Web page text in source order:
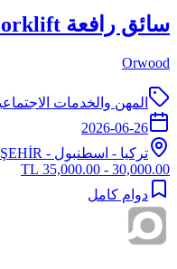
سائق رافعة Forklift
Orwood
المهن والخدمات
2026-06-26
تركيا - اسطنبول - BAŞAKŞEHİR
30,000.00 - 35,000.00 TL
دوام كامل